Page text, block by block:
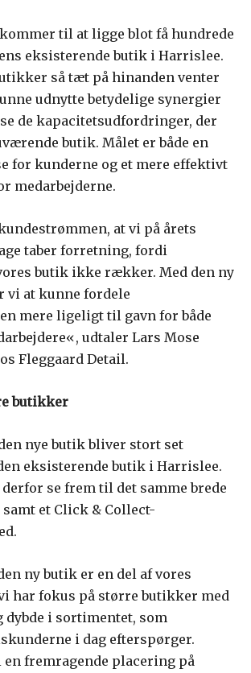
til at ligge blot få hundrede
eksisterende butik i Harrislee.
så tæt på hinanden venter
udnytte betydelige synergier
de kapacitetsudfordringer, der
butik. Målet er både en
for kunderne og et mere effektivt
medarbejderne.
at vi på årets
taber forretning, fordi
butik ikke rækker. Med den ny
vi at kunne fordele
mere ligeligt til gavn for både
udtaler Lars Mose
Fleggaard Detail.
butikker
nye butik bliver stort set
eksisterende butik i Harrislee.
se frem til det samme brede
et Click & Collect-
ny butik er en del af vores
har fokus på større butikker med
dybde i sortimentet, som
i dag efterspørger.
en fremragende placering på